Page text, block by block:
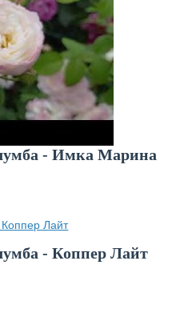
- Имка Марина
- Коппер Лайт